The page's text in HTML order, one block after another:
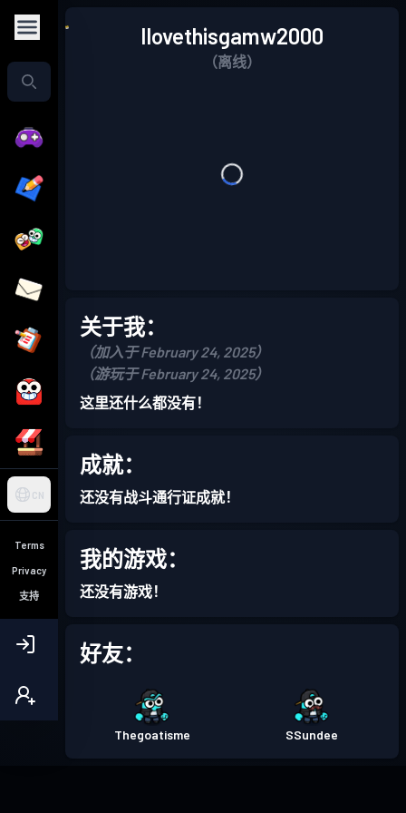
CN
Terms
Privacy
支持
Ilovethisgamw2000
（离线）
关于我：
（加入于 February 24, 2025）
（游玩于 February 24, 2025）
这里还什么都没有！
成就：
还没有战斗通行证成就！
我的游戏：
还没有游戏！
好友：
Thegoatisme SSundee